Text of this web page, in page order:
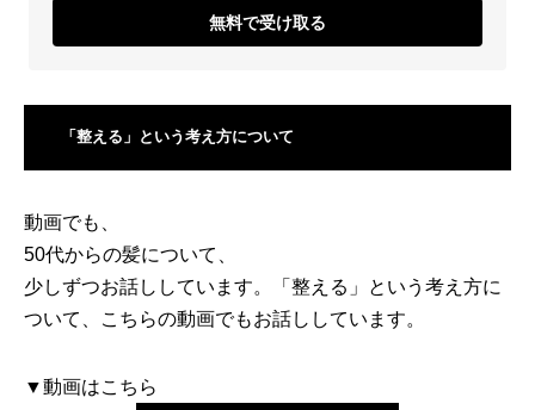
無料で受け取る
「整える」という考え方について
動画でも、
50代からの髪について、
少しずつお話ししています。「整える」という考え方に
ついて、こちらの動画でもお話ししています。
▼動画はこちら